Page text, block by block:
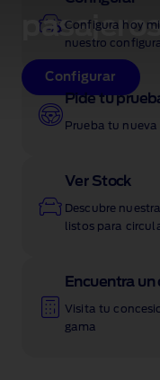
Configurar
Configura hoy
nuestro
Pide tu
Prueba tu
Ver Stock
Descubre
listos para
Encuentra un
Visita tu
gama